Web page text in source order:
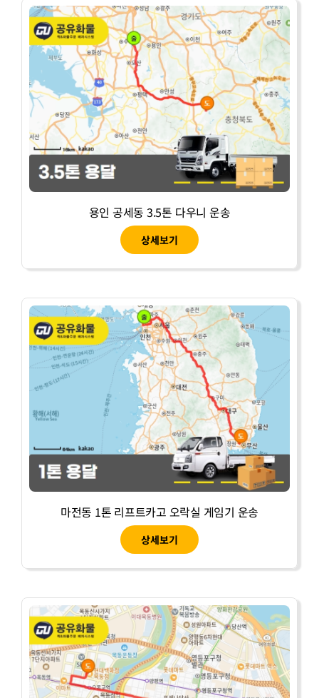
용인 공세동 3.5톤 다우니 운송
상세보기
마전동 1톤 리프트카고 오락실 게임기 운송
상세보기